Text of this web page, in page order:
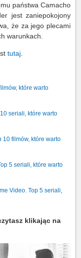
państwa Camacho
jest zaniepokojony
że za jego plecami
warunkach.
tutaj
które warto
seriali, które warto
10 filmów, które warto
5 seriali, które warto
Video. Top 5 seriali,
klikając na